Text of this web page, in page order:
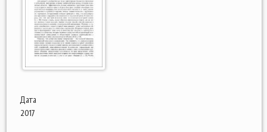
Дата
2017